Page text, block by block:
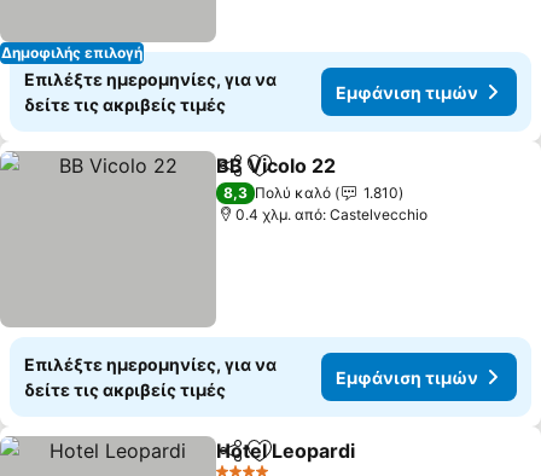
Δημοφιλής επιλογή
Επιλέξτε ημερομηνίες, για να
δείτε τις ακριβείς τιμές
Εμφάνιση τιμών
Κοινοποίηση
Προσθήκη στα αγαπημένα
BB Vicolo 22
8,3 Πολύ καλό
1.810
0.4 χλμ. από: Castelvecchio
Επιλέξτε ημερομηνίες, για να
δείτε τις ακριβείς τιμές
Εμφάνιση τιμών
Κοινοποίηση
Προσθήκη στα αγαπημένα
Hotel Leopardi